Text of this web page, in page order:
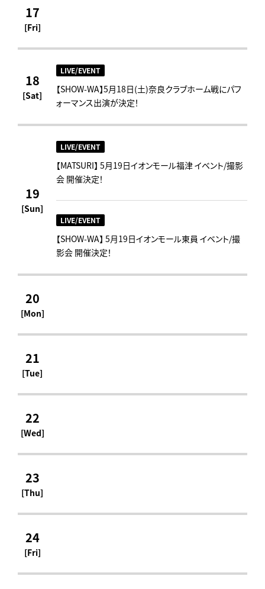
17
[Fri]
18
[Sat]
LIVE/EVENT
【SHOW-WA】5月18日(土)奈良クラブホーム戦にパフ
ォーマンス出演が決定！
19
[Sun]
LIVE/EVENT
【MATSURI】 5月19日イオンモール福津 イベント/撮影
会 開催決定！
LIVE/EVENT
【SHOW-WA】 5月19日イオンモール東員 イベント/撮
影会 開催決定！
20
[Mon]
21
[Tue]
22
[Wed]
23
[Thu]
24
[Fri]